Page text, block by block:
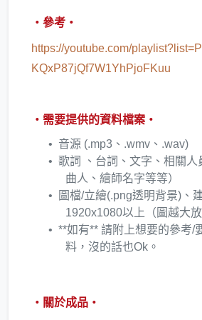
・參考・
https://youtube.com/
KQxP87jQf7W1YhPjoFKuu
・需要提供的資料檔案・
音源 (.mp3、.wmv、.wav)
歌詞 、台詞、文字、相關人
曲人、繪師名字等等）
圖檔/立繪(.png透明背景)、
1920x1080以上（圖越大放
**如有** 請附上想要的參考/
料，沒的話也Ok。
・關於成品・